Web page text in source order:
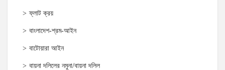
ফ্লাট ক্রয়
বাংলাদেশ-শ্রম-আইন
বাটোয়ারা আইন
বায়না দলিলের নমুনা/বায়না দলিল